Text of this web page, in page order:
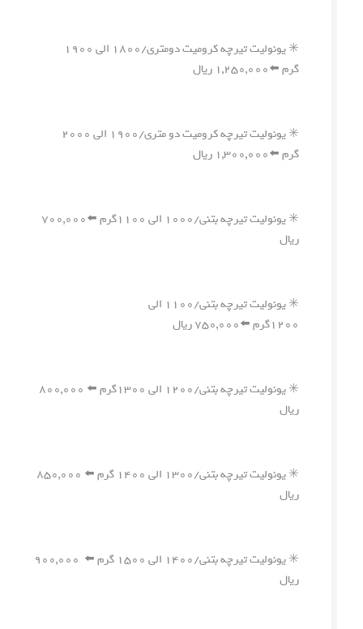
✳️ یونولیت تیرچه کرومیت دومتری/۱۸۰۰ الی ۱۹۰۰
گرم ⬅️۱,۲۵۰,۰۰۰ ریال
✳️ یونولیت تیرچه کرومیت دو متری/۱۹۰۰ الی ۲۰۰۰
گرم ⬅️۱,۳۰۰,۰۰۰ ریال
✳️ یونولیت تیرچه بتنی/۱۰۰۰ الی ۱۱۰۰گرم ⬅️۷۰۰,۰۰۰
ریال
✳️ یونولیت تیرچه بتنی/۱۱۰۰ الی
۱۲۰۰گرم ⬅️۷۵۰,۰۰۰ ریال
✳️ یونولیت تیرچه بتنی/۱۲۰۰ الی ۱۳۰۰گرم ⬅️ ۸۰۰,۰۰۰
ریال
✳️ یونولیت تیرچه بتنی/۱۳۰۰ الی ۱۴۰۰ گرم ⬅️ ۸۵۰,۰۰۰
ریال
✳️ یونولیت تیرچه بتنی/۱۴۰۰ الی ۱۵۰۰ گرم ⬅️ ۹۰۰,۰۰۰
ریال